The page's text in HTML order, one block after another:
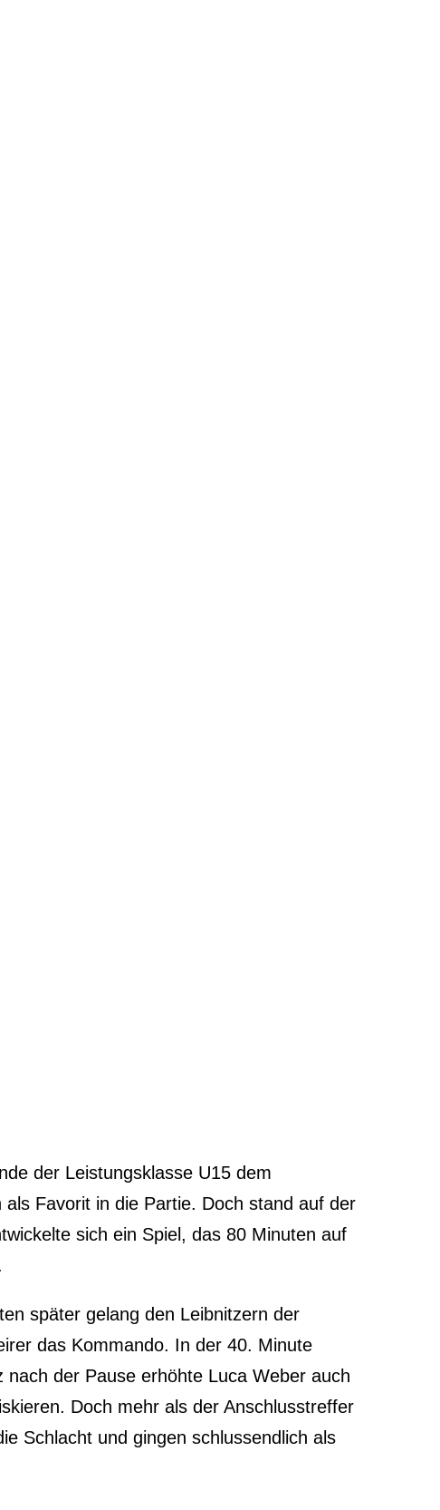
der Leistungsklasse U15 dem
Favorit in die Partie. Doch stand auf der
sich ein Spiel, das 80 Minuten auf
später gelang den Leibnitzern der
das Kommando. In der 40. Minute
der Pause erhöhte Luca Weber auch
Doch mehr als der Anschlusstreffer
Schlacht und gingen schlussendlich als